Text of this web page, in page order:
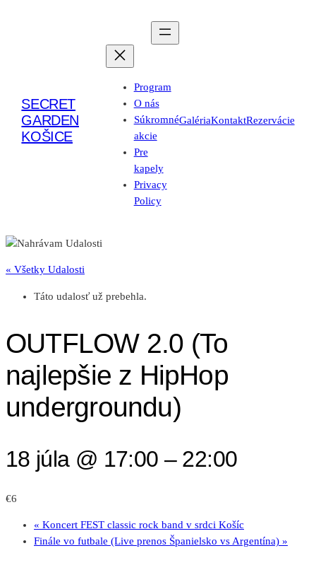
SECRET
GARDEN
KOŠICE
Program
O nás
Súkromné
akcie
Pre
kapely
Privacy
Policy
GalériaKontaktRezervácie
« Všetky Udalosti
Táto udalosť už prebehla.
OUTFLOW 2.0 (To
najlepšie z HipHop
undergroundu)
18 júla @ 17:00 – 22:00
€6
« Koncert FEST classic rock band v srdci Košíc
Finále vo futbale (Live prenos Španielsko vs Argentína) »